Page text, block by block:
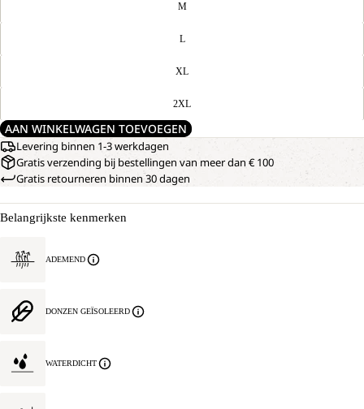
M
L
XL
2XL
AAN WINKELWAGEN TOEVOEGEN
Levering binnen 1-3 werkdagen
Gratis verzending bij bestellingen van meer dan € 100
Gratis retourneren binnen 30 dagen
Belangrijkste kenmerken
ADEMEND
DONZEN GEÏSOLEERD
WATERDICHT